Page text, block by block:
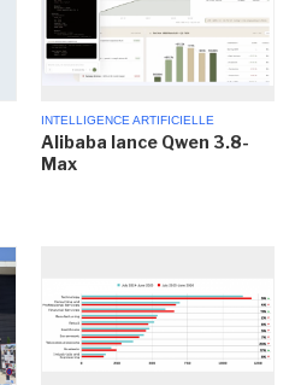
INTELLIGENCE ARTIFICIELLE
Alibaba lance Qwen 3.8-
Max